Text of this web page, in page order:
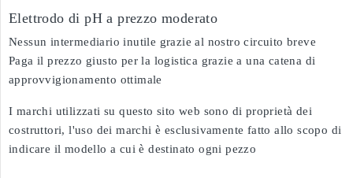
Elettrodo di pH a prezzo moderato
Nessun intermediario inutile grazie al nostro circuito breve
Paga il prezzo giusto per la logistica grazie a una catena di
approvvigionamento ottimale
I marchi utilizzati su questo sito web sono di proprietà dei
costruttori, l'uso dei marchi è esclusivamente fatto allo scopo di
indicare il modello a cui è destinato ogni pezzo